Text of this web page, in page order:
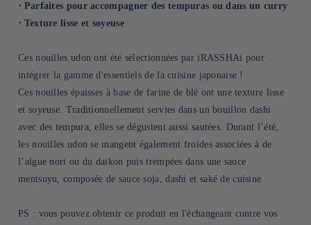
⋅ Parfaites pour accompagner des tempuras ou dans un curry
⋅ Texture lisse et soyeuse
Ces nouilles udon ont été sélectionnées par iRASSHAi pour
intégrer la gamme d'essentiels de la cuisine japonaise !
Ces nouilles épaisses à base de farine de blé ont une texture lisse
et soyeuse. Traditionnellement servies dans un bouillon dashi
avec des tempura, elles se dégustent aussi sautées. Durant l’été,
les nouilles udon se mangent également froides associées à de
l’algue nori ou du daikon puis trempées dans une sauce
mentsuyu, composée de sauce soja, dashi et saké de cuisine.
PS : vous pouvez obtenir ce produit en l'échangeant contre vos